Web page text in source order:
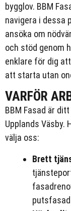
bygglov. BBM
navigera i dessa
ansöka om
och stöd genom
enklare för dig
att starta utan
VARFÖR
BBM Fasad är
Upplands Väsby.
välja oss:
Brett